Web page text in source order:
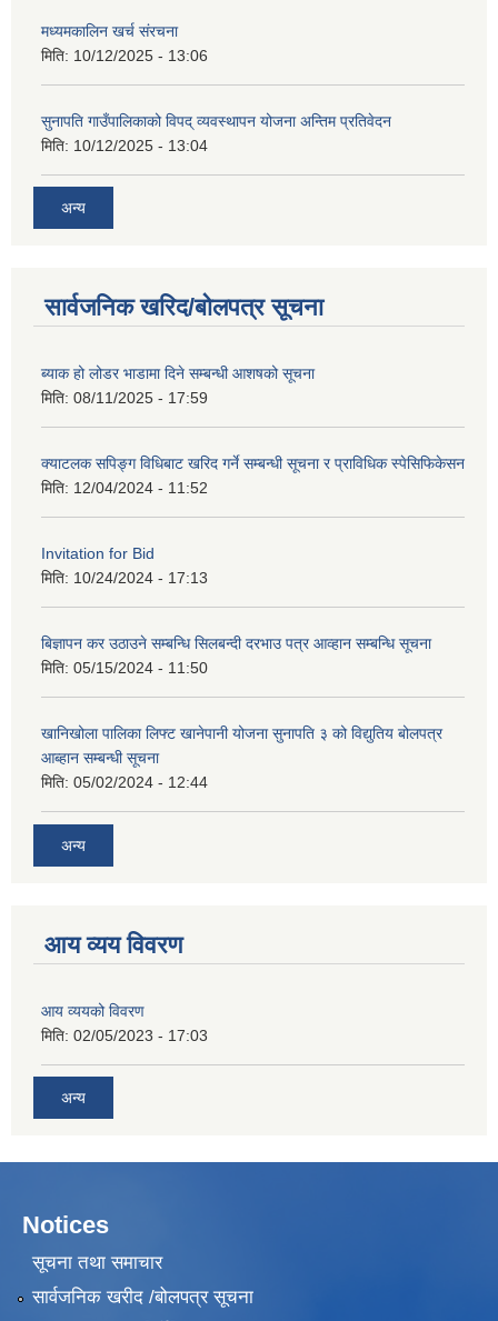
मध्यमकालिन खर्च संरचना
मिति: 10/12/2025 - 13:06
सुनापति गाउँपालिकाको विपद् व्यवस्थापन योजना अन्तिम प्रतिवेदन
मिति: 10/12/2025 - 13:04
अन्य
सार्वजनिक खरिद/बोलपत्र सूचना
ब्याक हो लोडर भाडामा दिने सम्बन्धी आशषको सूचना
मिति: 08/11/2025 - 17:59
क्याटलक सपिङ्ग विधिबाट खरिद गर्ने सम्बन्धी सूचना र प्राविधिक स्पेसिफिकेसन
मिति: 12/04/2024 - 11:52
Invitation for Bid
मिति: 10/24/2024 - 17:13
बिज्ञापन कर उठाउने सम्बन्धि सिलबन्दी दरभाउ पत्र आव्हान सम्बन्धि सूचना
मिति: 05/15/2024 - 11:50
खानिखोला पालिका लिफ्ट खानेपानी योजना सुनापति ३ को विद्युतिय बोलपत्र
आब्हान सम्बन्धी सूचना
मिति: 05/02/2024 - 12:44
अन्य
आय व्यय विवरण
आय व्ययको विवरण
मिति: 02/05/2023 - 17:03
अन्य
Notices
सूचना तथा समाचार
सार्वजनिक खरीद /बोलपत्र सूचना